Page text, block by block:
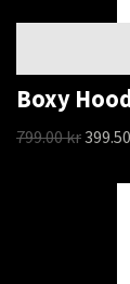
Boxy
799.00 kr